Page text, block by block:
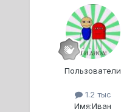
Пользователи
1.2 тыс
Имя:Иван